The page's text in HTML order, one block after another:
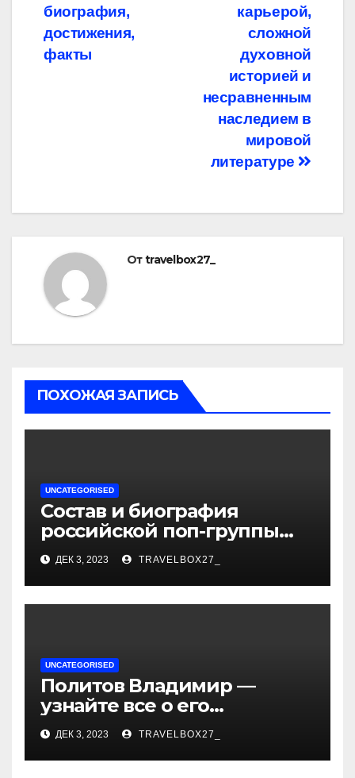
карьерой,
сложной
духовной
историей и
несравненным
наследием в
мировой
литературе
биография,
достижения,
факты
Отtravelbox27_
ПОХОЖАЯ ЗАПИСЬ
UNCATEGORISED
Состав и биография
российской поп-группы
«Иванушки интернешнл»
— история успеха, музыка
и судьбы участников
ДЕК 3, 2023 TRAVELBOX27_
UNCATEGORISED
Политов Владимир —
узнайте все о его
биографии, возрасте и
впечатляющих
достижениях!
ДЕК 3, 2023 TRAVELBOX27_